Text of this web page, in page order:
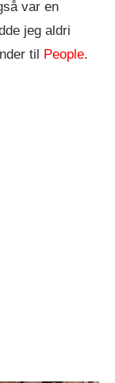
var en
jeg aldri
til People.